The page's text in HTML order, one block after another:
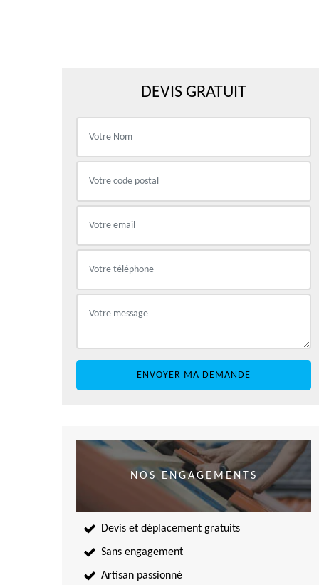
DEVIS GRATUIT
NOS ENGAGEMENTS
Devis et déplacement gratuits
Sans engagement
Artisan passionné